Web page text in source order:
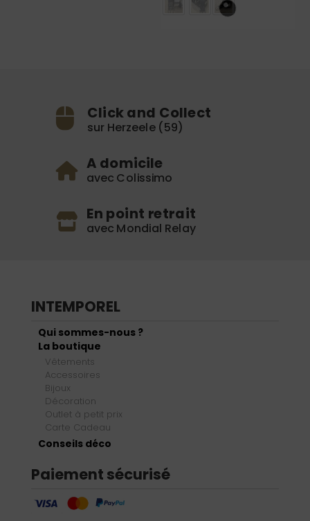
Click and Collect
sur Herzeele (59)
A domicile
avec Colissimo
En point retrait
avec Mondial Relay
INTEMPOREL
Qui sommes-nous ?
La boutique
Vêtements
Accessoires
Bijoux
Décoration
Outlet à petit prix
Carte Cadeau
Conseils déco
Paiement sécurisé